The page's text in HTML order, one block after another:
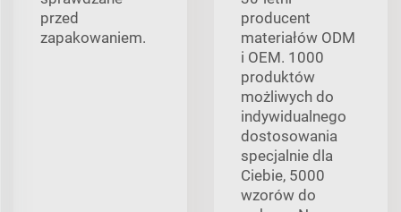
przed
zapakowaniem.
producent
materiałów ODM
i OEM. 1000
produktów
możliwych do
indywidualnego
dostosowania
specjalnie dla
Ciebie, 5000
wzorów do